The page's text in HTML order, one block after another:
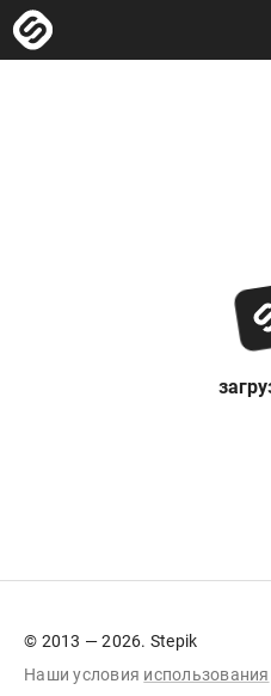
© 2013 — 2026. Stepik
Наши условия использования